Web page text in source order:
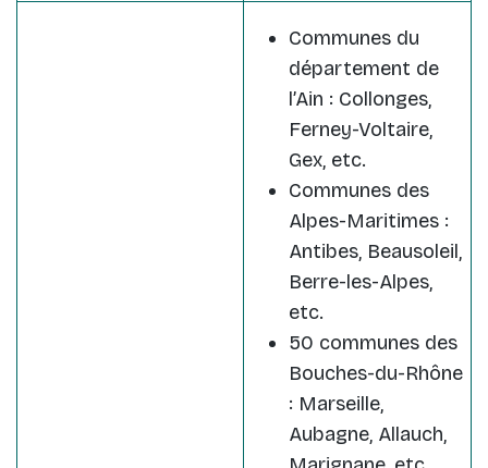
Communes du
département de
l’Ain : Collonges,
Ferney-Voltaire,
Gex, etc.
Communes des
Alpes-Maritimes :
Antibes, Beausoleil,
Berre-les-Alpes,
etc.
50 communes des
Bouches-du-Rhône
: Marseille,
Aubagne, Allauch,